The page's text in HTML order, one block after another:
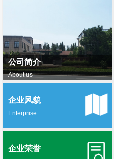
公司简介
About us
企业风貌
Enterprise
企业荣誉